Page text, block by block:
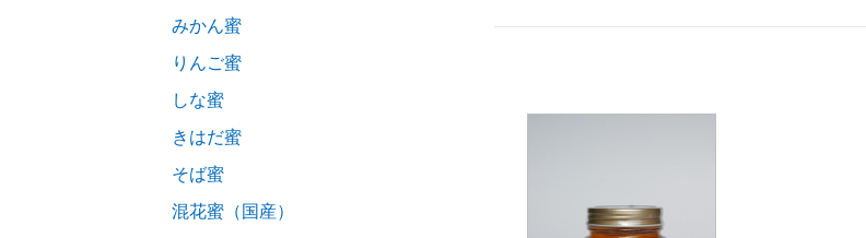
みかん蜜
りんご蜜
しな蜜
きはだ蜜
そば蜜
混花蜜（国産）